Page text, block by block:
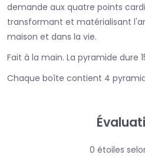
demande aux quatre points
transformant et matérialisant
maison et dans la vie.
Fait à la main. La pyramide dure
Chaque boîte contient 4
0 étoiles